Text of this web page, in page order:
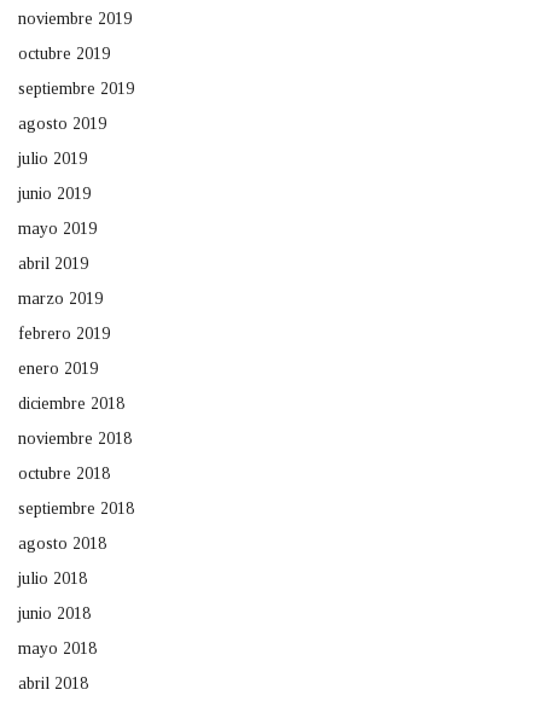
noviembre 2019
octubre 2019
septiembre 2019
agosto 2019
julio 2019
junio 2019
mayo 2019
abril 2019
marzo 2019
febrero 2019
enero 2019
diciembre 2018
noviembre 2018
octubre 2018
septiembre 2018
agosto 2018
julio 2018
junio 2018
mayo 2018
abril 2018